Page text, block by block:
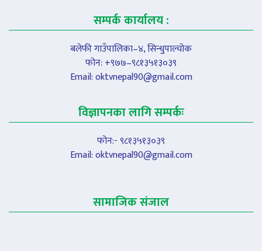
सम्पर्क कार्यालय :
बलेफी गाउँपालिका–४, सिन्धुपाल्चोक
फोन: +९७७–९८१३५१३०३९
Email:oktvnepal90@gmail.com
विज्ञापनका लागि सम्पर्कः
फोन:- ९८१३५१३०३९
Email:oktvnepal90@gmail.com
सामाजिक संजाल